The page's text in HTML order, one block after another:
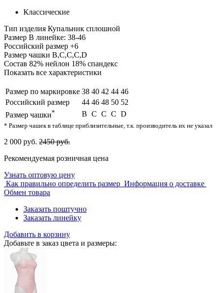
Классические
Тип изделия Купальник сплошной
Размер В линейке: 38-46
Российский размер +6
Размер чашки B,C,C,C,D
Состав 82% нейлон 18% спандекс
Показать все характеристики
Размер по маркировке 38 40 42 44 46
Российский размер
44 46 48 50 52
Размер чашки* B C C C D
* Размер чашек в таблице приблизительные, т.к. производитель их не указал
2 000 руб. 2450 руб.
Рекомендуемая розничная цена
Узнать оптовую цену
Как правильно определить размер Информация о доставке
Обмен товара
Заказать поштучно
Заказать линейку
Добавить в корзину
Добавьте в заказ цвета и размеры: